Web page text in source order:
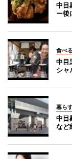
中目
ー後
食べる
中目
シャ
暮ら
中目
など